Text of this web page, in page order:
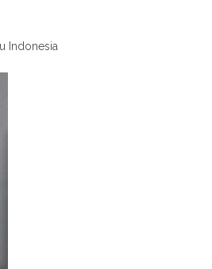
Indonesia